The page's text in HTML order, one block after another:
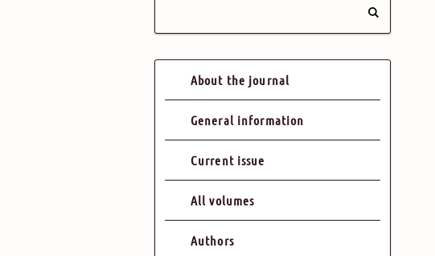
About the journal
General information
Current issue
All volumes
Authors